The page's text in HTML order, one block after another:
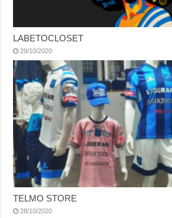
LABETOCLOSET
29/10/2020
TELMO STORE
28/10/2020